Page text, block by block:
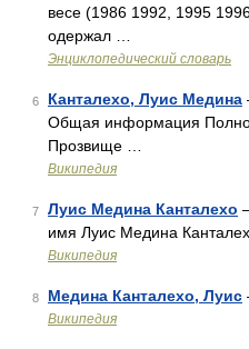
весе (1986 1992, 1995
одержал …
Энциклопедический словарь
6 Канталехо, Луис Медина
Общая информация
Прозвище …
Википедия
7 Луис Медина Канталехо
имя Луис Медина
Википедия
8 Медина Канталехо, Луис
Википедия